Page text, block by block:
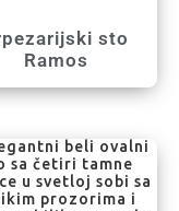
sto
Ramos